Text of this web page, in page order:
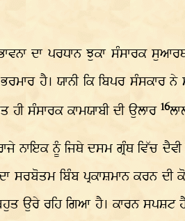
ਭਾਵਨਾ ਦਾ ਪਰਧਾਨ ਝੁਕਾ ਸੰਸਾਰਕ
ਹੈ। ਯਾਨੀ ਕਿ ਬਿਪਰ ਸੰਸਕਾਰ
ਹੀ ਸੰਸਾਰਕ ਕਾਮਯਾਬੀ ਦੀ ਉਲਾਰ 16
ਨਾਇਕ ਨੂੰ ਜਿਥੇ ਦਸਮ ਗ੍ਰੰਥ ਵਿੱਚ
ਸਰਬੋਤਮ ਬਿੰਬ ਪ੍ਰਕਾਸ਼ਮਾਨ ਕਰਨ
ਉਰੇ ਰਹਿ ਗਿਆ ਹੈ। ਕਾਰਨ